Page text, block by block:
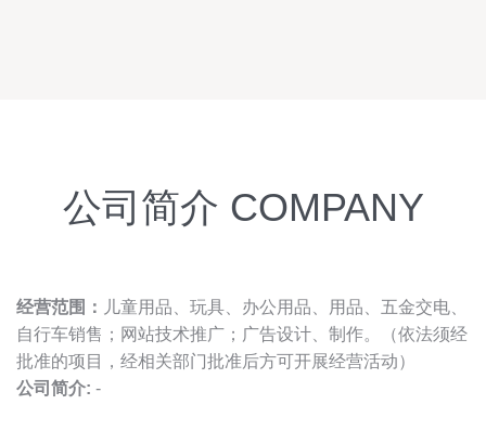
公司简介 COMPANY
经营范围： 儿童用品、玩具、办公用品、用品、五金交电、
自行车销售；网站技术推广；广告设计、制作。（依法须经
批准的项目，经相关部门批准后方可开展经营活动）
公司简介: -